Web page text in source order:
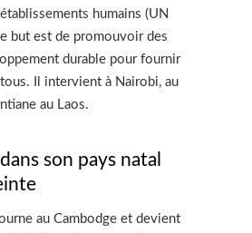
humains (UN
but est de promouvoir des
durable pour fournir
Il intervient à Nairobi, au
au Laos.
son pays natal
au Cambodge et devient